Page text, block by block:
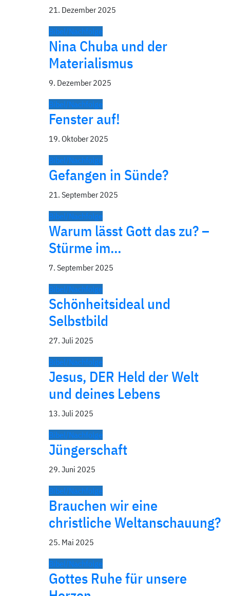
21. Dezember 2025
Bibel/Nachfolge
Nina Chuba und der
Materialismus
9. Dezember 2025
Bibel/Nachfolge
Fenster auf!
19. Oktober 2025
Bibel/Nachfolge
Gefangen in Sünde?
21. September 2025
Bibel/Nachfolge
Warum lässt Gott das zu? –
Stürme im…
7. September 2025
Bibel/Nachfolge
Schönheitsideal und
Selbstbild
27. Juli 2025
Bibel/Nachfolge
Jesus, DER Held der Welt
und deines Lebens
13. Juli 2025
Bibel/Nachfolge
Jüngerschaft
29. Juni 2025
Bibel/Nachfolge
Brauchen wir eine
christliche Weltanschauung?
25. Mai 2025
Bibel/Nachfolge
Gottes Ruhe für unsere